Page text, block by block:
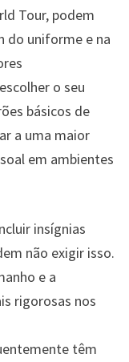
Tour, podem
do uniforme e na
o seu
básicos de
a uma maior
em ambientes
insígnias
não exigir isso.
e a
rigorosas nos
têm